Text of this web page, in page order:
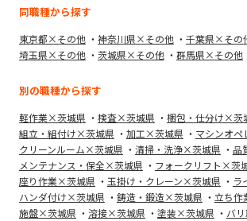
同職種から探す
東京都×その他 神奈川県×その他
千葉県×その
埼玉県×その他
茨城県×その他 群馬県×その他
別の職種から探す
軽作業×茨城県 検査×茨城県
梱包・仕分け×茨
組立・組付け×茨城県
加工×茨城県
マシンオ
クリーンルーム×茨城県
清掃・洗浄×茨城県
品
メンテナンス・保全×茨城県
フォークリフト×茨
座り作業×茨城県
玉掛け・クレーン×茨城県
ラ
ハンダ付け×茨城県
鋳造・鍛造×茨城県
立ち
施盤×茨城県
溶接×茨城県 塗装×茨城県
バ